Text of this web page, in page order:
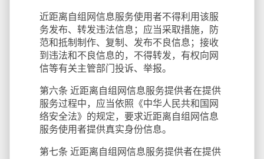
近距离自组网信息服务使用者不得利用该服
务发布、转发违法信息；应当采取措施，防
范和抵制制作、复制、发布不良信息；接收
到违法和不良信息的，不得转发，有权向网
信等有关主管部门投诉、举报。
第六条 近距离自组网信息服务提供者在提供
服务过程中，应当依照《中华人民共和国网
络安全法》的规定，要求近距离自组网信息
服务使用者提供真实身份信息。
第七条 近距离自组网信息服务提供者在提供